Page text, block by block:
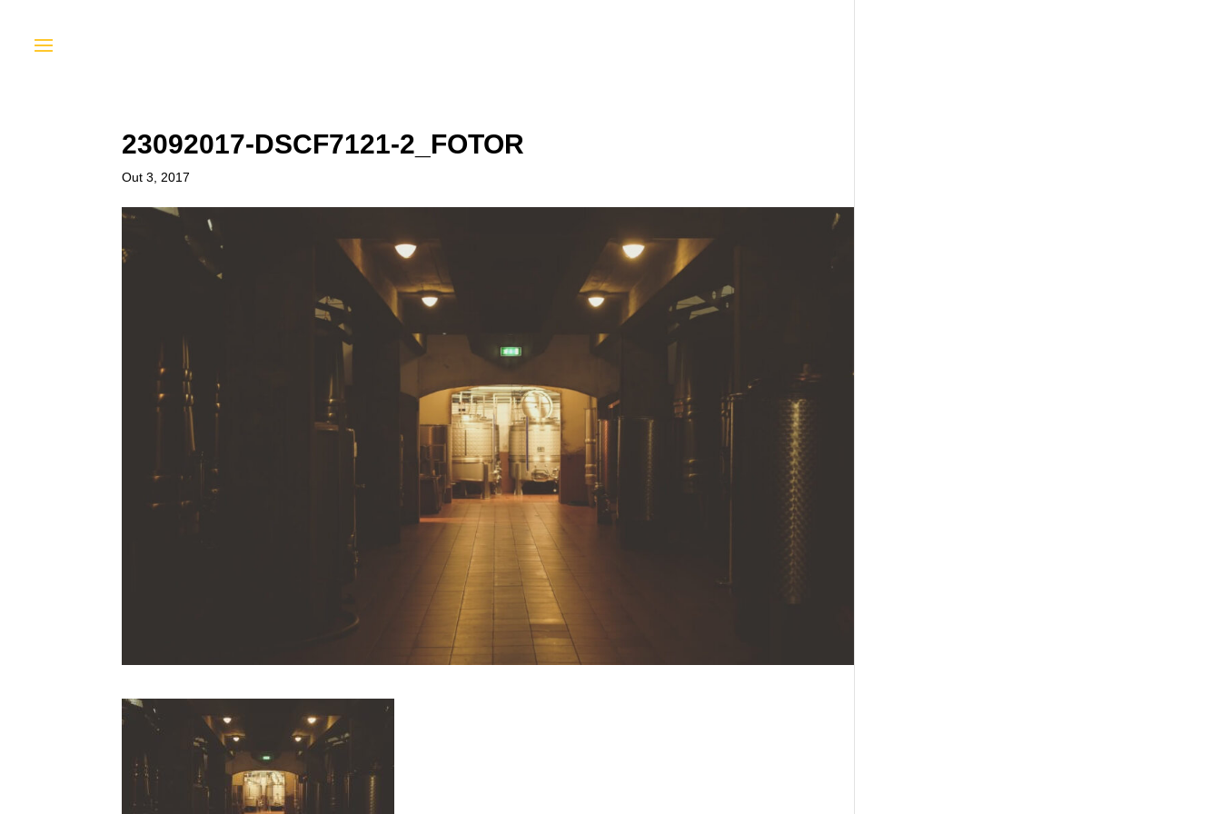
23092017-DSCF7121-2_FOTOR
Out 3, 2017